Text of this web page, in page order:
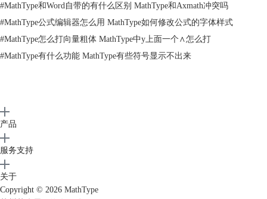
2、在MathType中设置样式字体
在MatType菜单栏“样式”-“定义”中打开字符样式设置，如下图所示，在高
级设置中，将“符号”与“数学附加”两个样式的字体调整为默认字体。
#MathType和Word自带的有什么区别 MathType和Axmath冲突吗
#MathType公式编辑器怎么用 MathType如何修改公式的字体样式
#MathType怎么打向量粗体 MathType中y上面一个∧怎么打
#MathType有什么功能 MathType有些符号显示不出来
产品
服务支持
关于
Copyright © 2026 MathType